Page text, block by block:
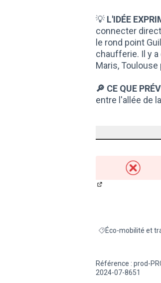
💡 L'IDÉE
connecter
le rond point
chaufferie. Il y a
Maris,
🔎 CE QUE
entre l'allée de
Filtrer les résultats
Éco-mobilité et
Référence : prod-
2024-07-8651